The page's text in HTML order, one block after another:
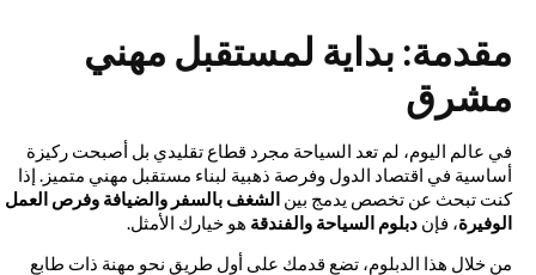
مقدمة: بداية لمستقبل مهني
مشرق
في عالم اليوم، لم تعد السياحة مجرد قطاع تقليدي بل أصبحت ركيزة
أساسية في اقتصاد الدول وفرصة ذهبية لبناء مستقبل مهني متميز. إذا
كنت تبحث عن تخصص يدمج بينالشغف بالسفر والضيافة وفرص العمل
الوفيرة، فإندبلوم السياحة والفندقةهو خيارك الأمثل.
من خلال هذا الدبلوم، تضع قدمك على أول طريق نحو مهنة ذات طابع